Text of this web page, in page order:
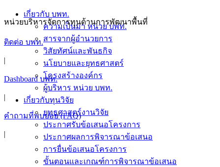
Skip
to
หน่วยบริหารจัดการทุนด้านการพัฒนาพื้นที่
ติดต่อ บพท.
|
Dashboard บพท.
|
คำถามที่พบบ่อย (FAQ)
|
เกี่ยวกับ บพท.
ความเป็นมา หน่วย บพท.
สารจากผู้อำนวยการ
วิสัยทัศน์และพันธกิจ
นโยบายและยุทธศาสตร์
โครงสร้างองค์กร
ผู้บริหาร หน่วย บพท.
เกี่ยวกับทุนวิจัย
ยุทธศาสตร์งานวิจัย
ประกาศรับข้อเสนอโครงการ
ประกาศผลการพิจารณาข้อเสนอ
การยื่นข้อเสนอโครงการ
ขั้นตอนและเกณฑ์การพิจารณาข้อเสนอ